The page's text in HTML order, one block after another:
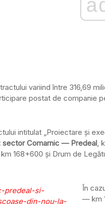
variind între 316,69
postat de companie
intitulat „Proiectare şi
sector Comarnic — Predeal,
168+600 şi Drum de
În
— km